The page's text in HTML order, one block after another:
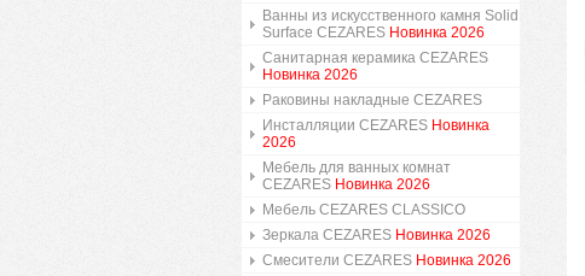
Ванны из искусственного камня Solid
Surface CEZARES Новинка 2026
Санитарная керамика CEZARES
Новинка 2026
Раковины накладные CEZARES
Инсталляции CEZARES Новинка
2026
Мебель для ванных комнат
CEZARES Новинка 2026
Мебель CEZARES CLASSICO
Зеркала CEZARES Новинка 2026
Смесители CEZARES Новинка 2026